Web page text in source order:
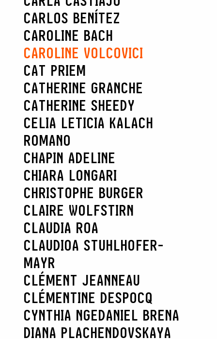
CARLOS BENÍTEZ
CAROLINE BACH
CAROLINE VOLCOVICI
CAT PRIEM
CATHERINE GRANCHE
CATHERINE SHEEDY
CELIA LETICIA KALACH
ROMANO
CHAPIN ADELINE
CHIARA LONGARI
CHRISTOPHE BURGER
CLAIRE WOLFSTIRN
CLAUDIA ROA
CLAUDIOA STUHLHOFER-
MAYR
CLÉMENT JEANNEAU
CLÉMENTINE DESPOCQ
CYNTHIA NGEDANIEL BRENA
DIANA PLACHENDOVSKAYA